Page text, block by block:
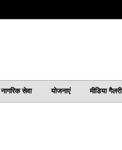
नागरिक सेवा योजनाएं मीडिया गैलरी